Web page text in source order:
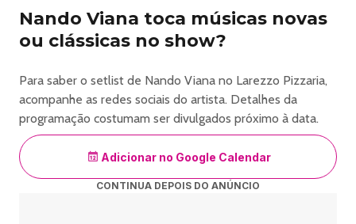
Nando Viana toca músicas novas
ou clássicas no show?
Para saber o setlist de Nando Viana no Larezzo Pizzaria,
acompanhe as redes sociais do artista. Detalhes da
programação costumam ser divulgados próximo à data.
Adicionar no Google Calendar
CONTINUA DEPOIS DO ANÚNCIO